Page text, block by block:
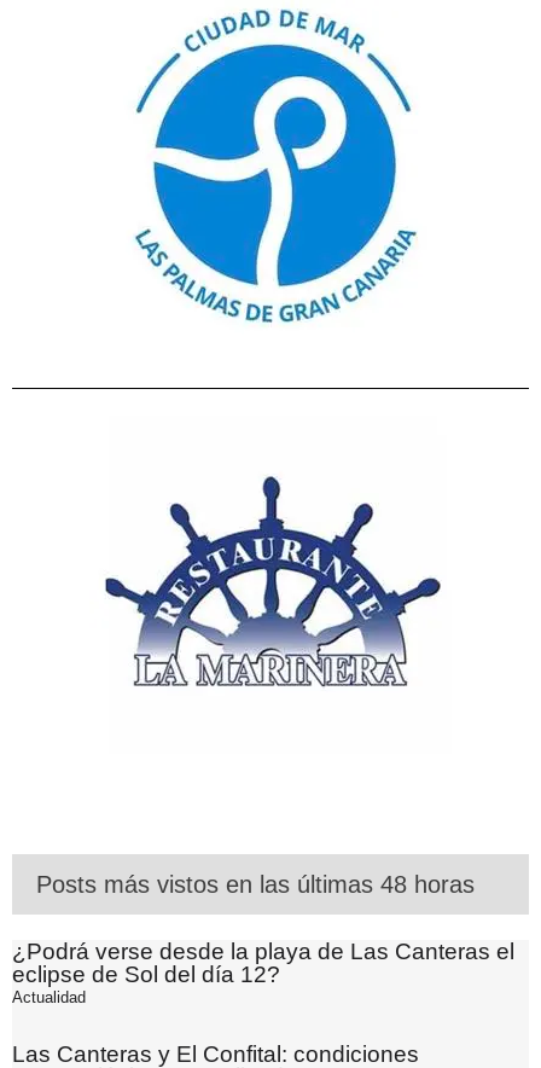
Posts más vistos en las últimas 48 horas
¿Podrá verse desde la playa de Las Canteras el
eclipse de Sol del día 12?
Actualidad
Las Canteras y El Confital: condiciones